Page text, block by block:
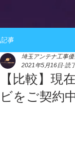
記事
【比較】現
ビをご契約
埼玉アンテナ工事
2021年5月16日 読